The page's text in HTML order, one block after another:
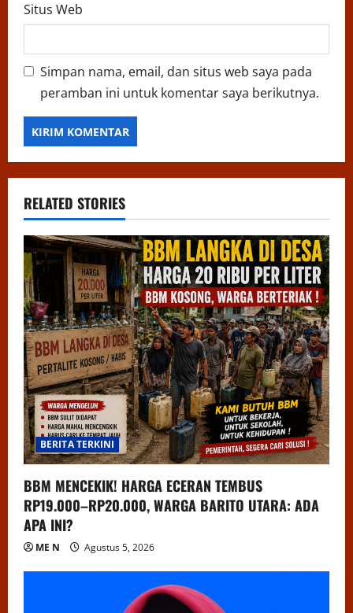
Situs Web
Simpan nama, email, dan situs web saya pada
peramban ini untuk komentar saya berikutnya.
RELATED STORIES
BERITA TERKINI
BBM MENCEKIK! HARGA ECERAN TEMBUS
RP19.000–RP20.000, WARGA BARITO UTARA: ADA
APA INI?
ME N Agustus 5, 2026